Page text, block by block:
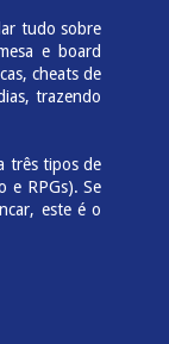
tudo sobre
e board
cheats de
trazendo
três tipos de
e RPGs). Se
este é o